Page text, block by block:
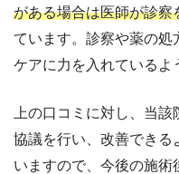
がある場合は医師が診察
ています。診察や薬の処
ケアに力を入れているよ
上の口コミに対し、当
協議を行い、改善できる
いますので、今後の施術